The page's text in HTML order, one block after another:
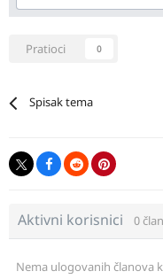
Pratioci 0
Spisak tema
Aktivni korisnici 0
Nema ulogovanih članova